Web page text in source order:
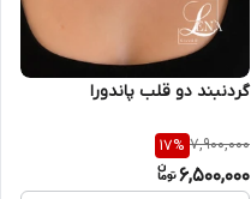
گردنبند دو قلب پاندورا
7,900,000
17%
6,500,000